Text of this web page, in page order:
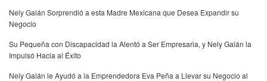
Nely Galán Sorprendió a esta Madre Mexicana que Desea Expandir su
Negocio
Su Pequeña con Discapacidad la Alentó a Ser Empresaria, y Nely Galán la
Impulsó Hacia al Éxito
Nely Galán le Ayudó a la Emprendedora Eva Peña a Llevar su Negocio al